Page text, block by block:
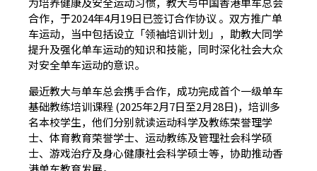
合作，于2024年4月19日已签订合作协议 。双方推广单
车运动，当中包括设立「领袖培训计划」，助教大同学
提升及强化单车运动的知识和技能，同时深化社会大众
对安全单车运动的意识。
最近教大与单车总会携手合作，成功完成首个一级单车
基础教练培训课程 (2025年2月7日至2月28日)，培训多
名本校学生，他们分别就读运动科学及教练荣誉理学
士、体育教育荣誉学士、运动教练及管理社会科学硕
士、游戏治疗及身心健康社会科学硕士等，协助推动香